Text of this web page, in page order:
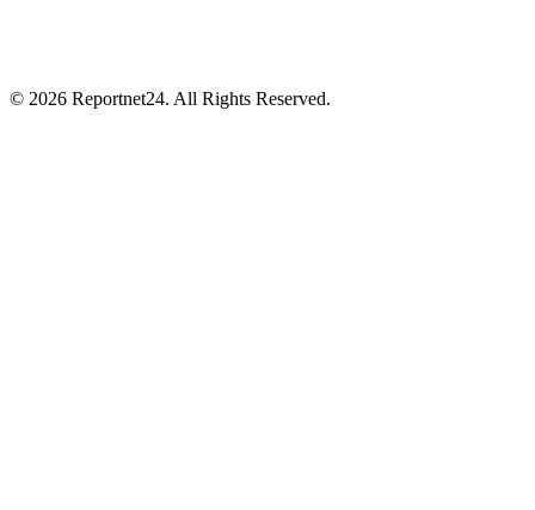
© 2026 Reportnet24. All Rights Reserved.